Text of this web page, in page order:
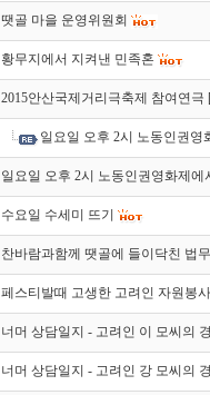
땟골 마을 운영위원회
황무지에서 지켜낸 민족혼
2015안산국제거리극축제 참여연
일요일 오후 2시 노동인권
일요일 오후 2시 노동인권영화제
수요일 수세미 뜨기
찬바람과함께 땟골에 들이닥친 법
페스티발때 고생한 고려인 자원봉
너머 상담일지 - 고려인 이 모씨의
너머 상담일지 - 고려인 강 모씨의